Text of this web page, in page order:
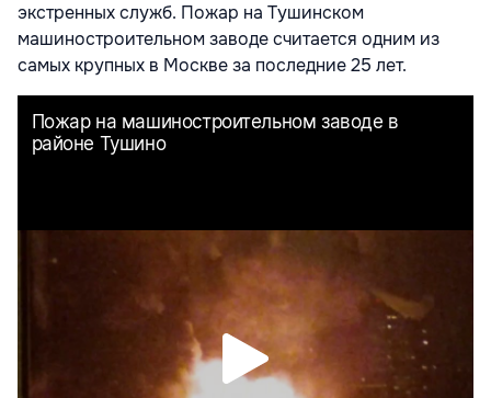
экстренных служб. Пожар на Тушинском
машиностроительном заводе считается одним из
самых крупных в Москве за последние 25 лет.